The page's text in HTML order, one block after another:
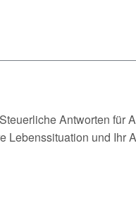
Antworten für
Lebenssituation und